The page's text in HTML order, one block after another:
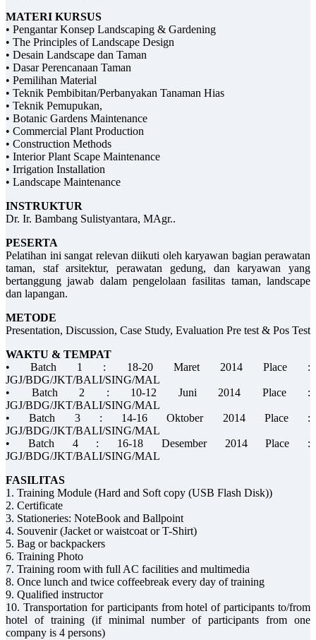
MATERI KURSUS
• Pengantar Konsep Landscaping & Gardening
• The Principles of Landscape Design
• Desain Landscape dan Taman
• Dasar Perencanaan Taman
• Pemilihan Material
• Teknik Pembibitan/Perbanyakan Tanaman Hias
• Teknik Pemupukan,
• Botanic Gardens Maintenance
• Commercial Plant Production
• Construction Methods
• Interior Plant Scape Maintenance
• Irrigation Installation
• Landscape Maintenance
INSTRUKTUR
Dr. Ir. Bambang Sulistyantara, MAgr..
PESERTA
Pelatihan ini sangat relevan diikuti oleh karyawan bagian perawatan
taman, staf arsitektur, perawatan gedung, dan karyawan yang
bertanggung jawab dalam pengelolaan fasilitas taman, landscape
dan lapangan.
METODE
Presentation, Discussion, Case Study, Evaluation Pre test & Pos Test
WAKTU & TEMPAT
• Batch 1 : 18-20 Maret 2014 Place :
JGJ/BDG/JKT/BALI/SING/MAL
• Batch 2 : 10-12 Juni 2014 Place :
JGJ/BDG/JKT/BALI/SING/MAL
• Batch 3 : 14-16 Oktober 2014 Place :
JGJ/BDG/JKT/BALI/SING/MAL
• Batch 4 : 16-18 Desember 2014 Place :
JGJ/BDG/JKT/BALI/SING/MAL
FASILITAS
1. Training Module (Hard and Soft copy (USB Flash Disk))
2. Certificate
3. Stationeries: NoteBook and Ballpoint
4. Souvenir (Jacket or waistcoat or T-Shirt)
5. Bag or backpackers
6. Training Photo
7. Training room with full AC facilities and multimedia
8. Once lunch and twice coffeebreak every day of training
9. Qualified instructor
10. Transportation for participants from hotel of participants to/from
hotel of training (if minimal number of participants from one
company is 4 persons)